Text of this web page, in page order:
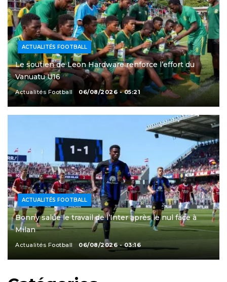
ACTUALITÉS FOOTBALL
Le soutien de Leon Hardware renforce l’effort du
Vanuatu U16
Actualités Football 06/08/2026 - 05:21
ACTUALITÉS FOOTBALL
Bonny salue le travail de l’Inter après le nul face à
Milan
Actualités Football 06/08/2026 - 03:16